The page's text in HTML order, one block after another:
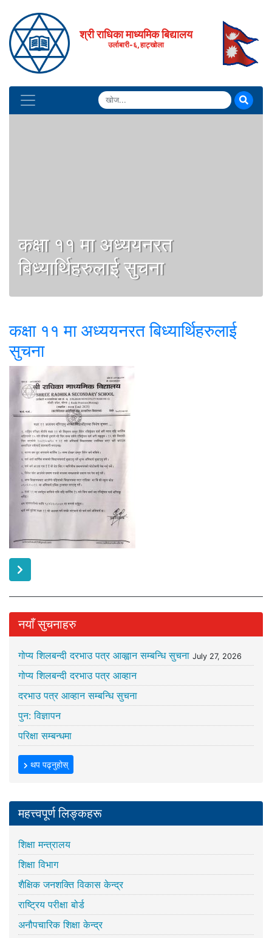
श्री राधिका माध्यमिक बिद्यालय
उर्लाबारी-६, हाट्खोला
कक्षा ११ मा अध्ययनरत
बिध्यार्थिहरुलाई सुचना
कक्षा ११ मा अध्ययनरत बिध्यार्थिहरुलाई
सुचना
नयाँ सुचनाहरु
गोप्य शिलबन्दी दरभाउ पत्र आव्ह्वान सम्बन्धि सुचना July 27, 2026
गोप्य शिलबन्दी दरभाउ पत्र आव्हान
दरभाउ पत्र आव्हान सम्बन्धि सुचना
पुन: विज्ञापन
परिक्षा सम्बन्धमा
थप पढ्नुहोस्
महत्त्वपूर्ण लिङ्कहरू
शिक्षा मन्त्रालय
शिक्षा विभाग
शैक्षिक जनशक्ति विकास केन्द्र
राष्ट्रिय परीक्षा बोर्ड
अनौपचारिक शिक्षा केन्द्र